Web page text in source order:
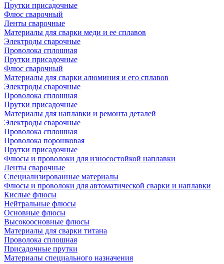
Прутки присадочные
Флюс сварочный
Ленты сварочные
Материалы для сварки меди и ее сплавов
Электроды сварочные
Проволока сплошная
Прутки присадочные
Флюс сварочный
Материалы для сварки алюминия и его сплавов
Электроды сварочные
Проволока сплошная
Прутки присадочные
Материалы для наплавки и ремонта деталей
Электроды сварочные
Проволока сплошная
Проволока порошковая
Прутки присадочные
Флюсы и проволоки для износостойкой наплавки
Ленты сварочные
Специализированные материалы
Флюсы и проволоки для автоматической сварки и наплавки
Кислые флюсы
Нейтральные флюсы
Основные флюсы
Высокоосновные флюсы
Материалы для сварки титана
Проволока сплошная
Присадочные прутки
Материалы специального назначения